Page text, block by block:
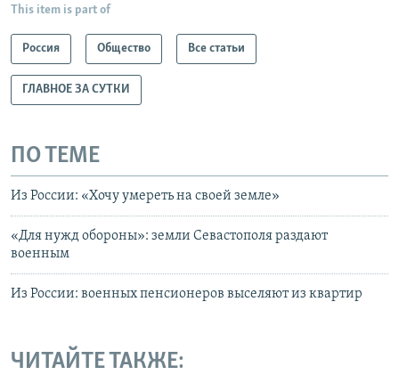
This item is part of
Россия Общество Все статьи
ГЛАВНОЕ ЗА СУТКИ
ПО ТЕМЕ
Из России: «Хочу умереть на своей земле»
«Для нужд обороны»: земли Севастополя раздают
военным
Из России: военных пенсионеров выселяют из квартир
ЧИТАЙТЕ ТАКЖЕ: